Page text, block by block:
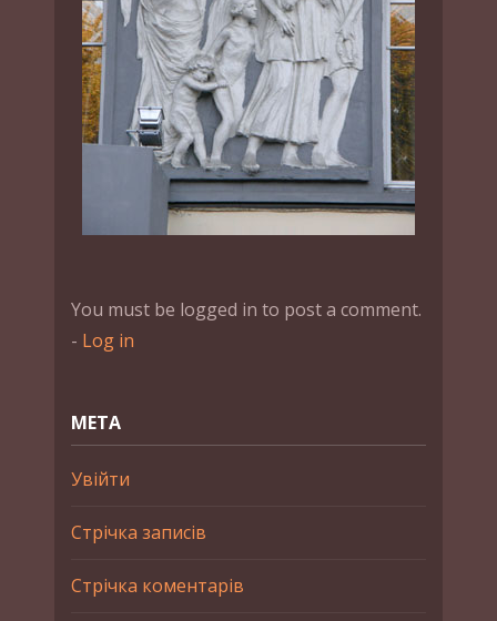
You must be logged in to post a comment.
- Log in
МЕТА
Увійти
Стрічка записів
Стрічка коментарів